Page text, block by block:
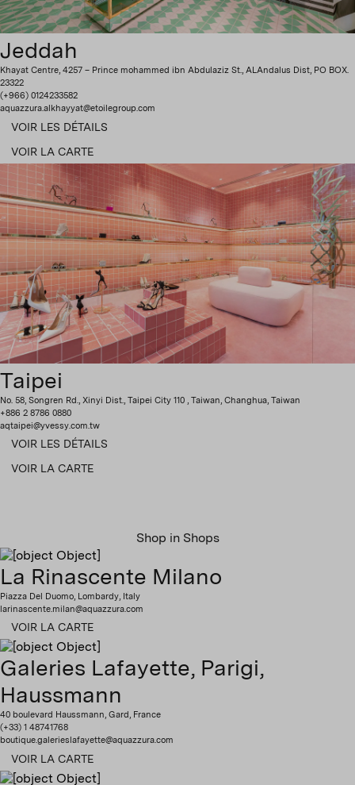
Jeddah
Khayat Centre, 4257 – Prince mohammed ibn Abdulaziz St., ALAndalus Dist, PO BOX.
23322
(+966) 0124233582
aquazzura.alkhayyat@etoilegroup.com
VOIR LES DÉTAILS
VOIR LA CARTE
Taipei
No. 58, Songren Rd., Xinyi Dist., Taipei City 110 , Taiwan, Changhua, Taiwan
+886 2 8786 0880
aqtaipei@yvessy.com.tw
VOIR LES DÉTAILS
VOIR LA CARTE
Shop in Shops
La Rinascente Milano
Piazza Del Duomo, Lombardy, Italy
larinascente.milan@aquazzura.com
VOIR LA CARTE
Galeries Lafayette, Parigi,
Haussmann
40 boulevard Haussmann, Gard, France
(+33) 1 48741768
boutique.galerieslafayette@aquazzura.com
VOIR LA CARTE